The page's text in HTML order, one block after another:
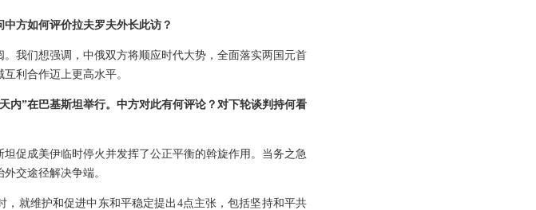
方如何评价拉夫罗夫外长此访？
我们想强调，中俄双方将顺应时代大势，全面落实两国元首
利合作迈上更高水平。
内”在巴基斯坦举行。中方对此有何评论？对下轮谈判持何看
促成美伊临时停火并发挥了公正平衡的斡旋作用。当务之急
交途径解决争端。
就维护和促进中东和平稳定提出4点主张，包括坚持和平共